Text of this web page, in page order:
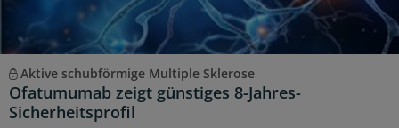
Aktive schubförmige Multiple Sklerose
Ofatumumab zeigt günstiges 8-Jahres-
Sicherheitsprofil